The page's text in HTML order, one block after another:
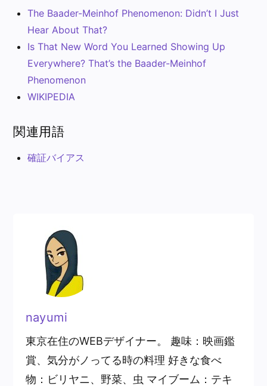
The Baader-Meinhof Phenomenon: Didn’t I Just
Hear About That?
Is That New Word You Learned Showing Up
Everywhere? That’s the Baader-Meinhof
Phenomenon
WIKIPEDIA
関連用語
確証バイアス
nayumi
東京在住のWEBデザイナー。 趣味：映画鑑
賞、気分がノってる時の料理 好きな食べ
物：ビリヤニ、野菜、虫 マイブーム：テキ